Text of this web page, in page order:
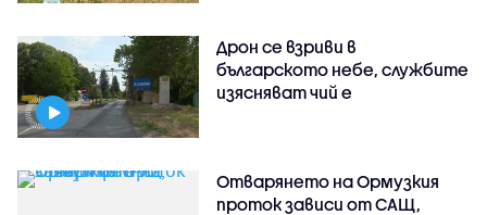
Дрон се взриви в
българското небе, службите
изясняват чий е
Отварянето на Ормузкия
проток зависи от САЩ,